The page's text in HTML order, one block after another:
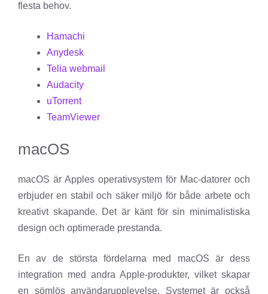
flesta behov.
Hamachi
Anydesk
Telia webmail
Audacity
uTorrent
TeamViewer
macOS
macOS är Apples operativsystem för Mac-datorer och
erbjuder en stabil och säker miljö för både arbete och
kreativt skapande. Det är känt för sin minimalistiska
design och optimerade prestanda.
En av de största fördelarna med macOS är dess
integration med andra Apple-produkter, vilket skapar
en sömlös användarupplevelse. Systemet är också